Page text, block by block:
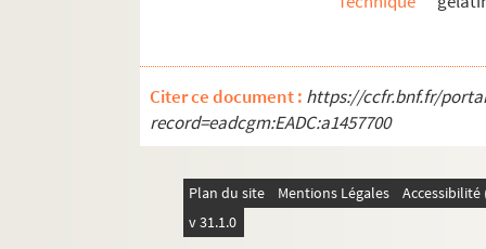
Citer ce document : https://ccfr.bnf.fr/
record=eadcgm:EADC:a1457700
Plan du site Mentions Légales
v 31.1.0